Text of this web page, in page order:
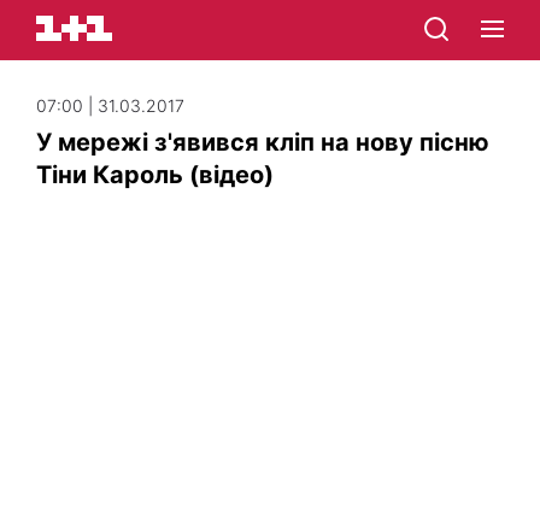
07:00 | 31.03.2017
У мережі з'явився кліп на нову пісню
Тіни Кароль (відео)